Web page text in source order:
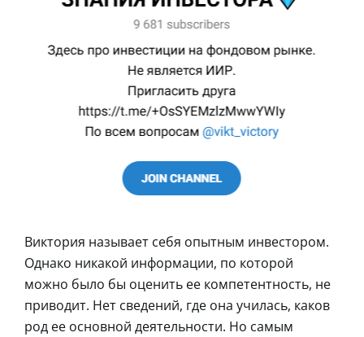
Виктория называет себя опытным инвестором.
Однако никакой информации, по которой
можно было бы оценить ее компетентность, не
приводит. Нет сведений, где она училась, каков
род ее основной деятельности. Но самым